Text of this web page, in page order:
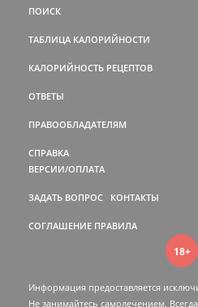
ПОИСК
ТАБЛИЦА КАЛОРИЙНОСТИ
КАЛОРИЙНОСТЬ РЕЦЕПТОВ
ОТВЕТЫ
ПРАВООБЛАДАТЕЛЯМ
СПРАВКА
ВЕРСИИ/ОПЛАТА
ЗАДАТЬ ВОПРОС КОНТАКТЫ
СОГЛАШЕНИЕ ПРАВИЛА
18+
Информация предоставляется
Не занимайтесь самолечением.